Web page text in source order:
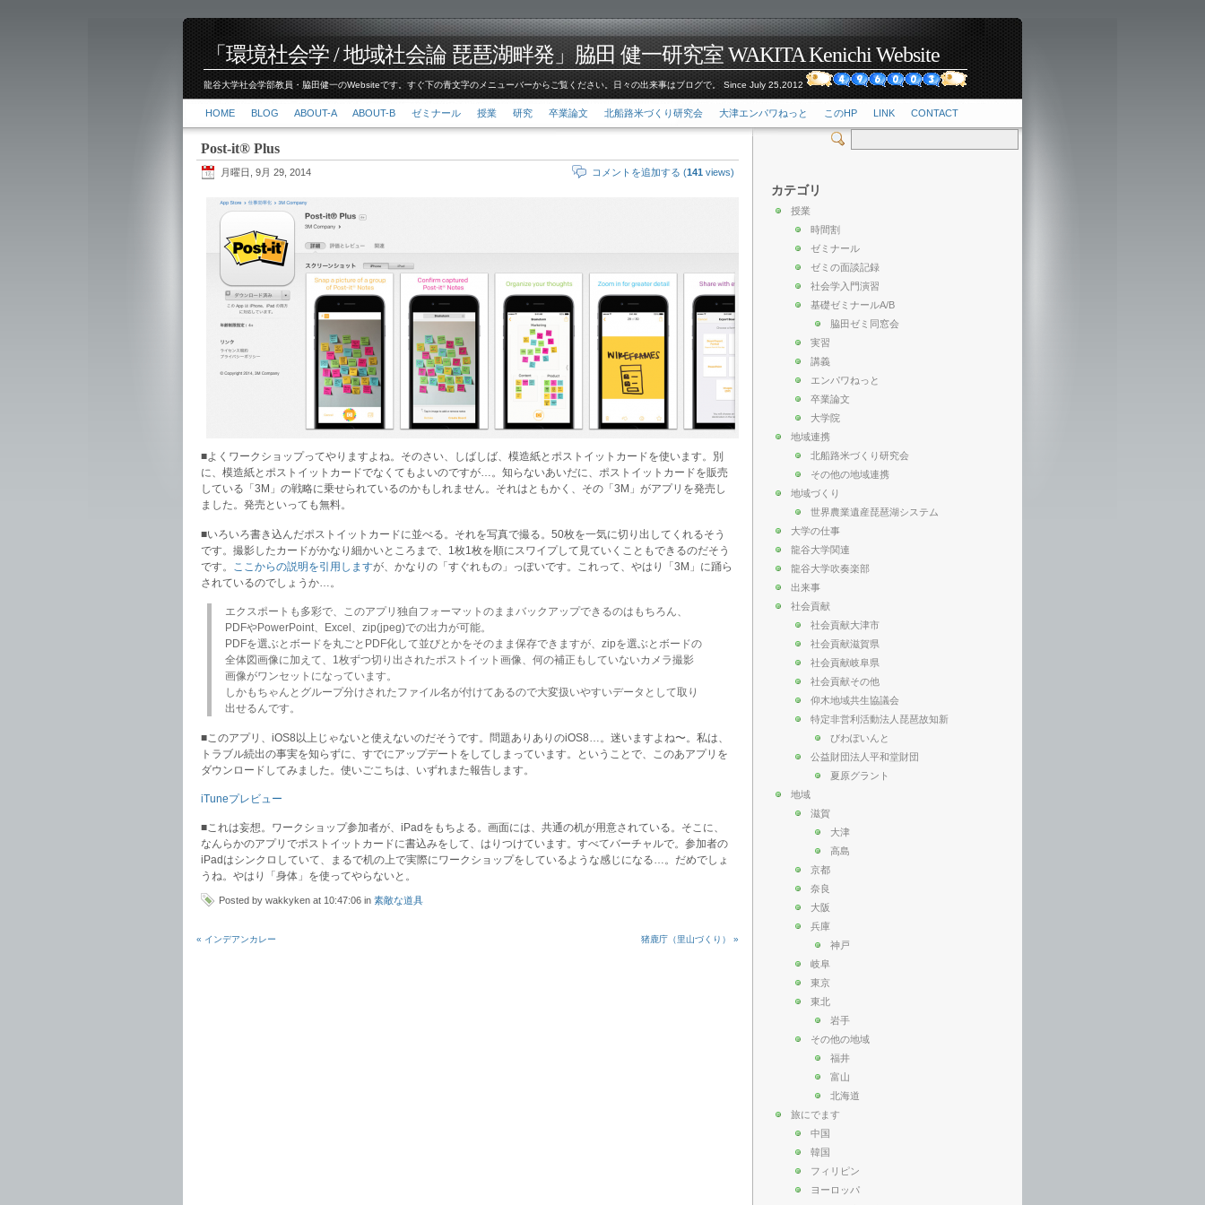
「環境社会学 / 地域社会論 琵琶湖畔発」脇田 健一研究室 WAKITA Kenichi Website
龍谷大学社会学部教員・脇田健一のWebsiteです。すぐ下の青文字のメニューバーからご覧ください。日々の出来事はブログで。 Since July 25,2012
HOME BLOG ABOUT-A ABOUT-B ゼミナール 授業 研究 卒業論文 北船路米づくり研究会 大津エンパワねっと このHP LINK CONTACT
Post-it® Plus
月曜日, 9月 29, 2014 コメントを追加する (141 views)
■よくワークショップってやりますよね。そのさい、しばしば、模造紙とポストイットカードを使います。別
に、模造紙とポストイットカードでなくてもよいのですが…。知らないあいだに、ポストイットカードを販売
している「3M」の戦略に乗せられているのかもしれません。それはともかく、その「3M」がアプリを発売し
ました。発売といっても無料。
■いろいろ書き込んだポストイットカードに並べる。それを写真で撮る。50枚を一気に切り出してくれるそう
です。撮影したカードがかなり細かいところまで、1枚1枚を順にスワイプして見ていくこともできるのだそう
です。
ここからの説明を引用しますが、かなりの「すぐれもの」っぽいです。これって、やはり「3M」に踊ら
されているのでしょうか…。
エクスポートも多彩で、このアプリ独自フォーマットのままバックアップできるのはもちろん、
PDFやPowerPoint、Excel、zip(jpeg)での出力が可能。
PDFを選ぶとボードを丸ごとPDF化して並びとかをそのまま保存できますが、zipを選ぶとボードの
全体図画像に加えて、1枚ずつ切り出されたポストイット画像、何の補正もしていないカメラ撮影
画像がワンセットになっています。
しかもちゃんとグループ分けされたファイル名が付けてあるので大変扱いやすいデータとして取り
出せるんです。
■このアプリ、iOS8以上じゃないと使えないのだそうです。問題ありありのiOS8…。迷いますよね〜。私は、
トラブル続出の事実を知らずに、すでにアップデートをしてしまっています。ということで、このあアプリを
ダウンロードしてみました。使いごこちは、いずれまた報告します。
iTuneプレビュー
■これは妄想。ワークショップ参加者が、iPadをもちよる。画面には、共通の机が用意されている。そこに、
なんらかのアプリでポストイットカードに書込みをして、はりつけています。すべてバーチャルで。参加者の
iPadはシンクロしていて、まるで机の上で実際にワークショップをしているような感じになる…。だめでしょ
うね。やはり「身体」を使ってやらないと。
Posted by wakkyken at 10:47:06 in 素敵な道具
猪鹿庁（里山づくり） »
« インデアンカレー
カテゴリ
授業
時間割
ゼミナール
ゼミの面談記録
社会学入門演習
基礎ゼミナールA/B
脇田ゼミ同窓会
実習
講義
エンパワねっと
卒業論文
大学院
地域連携
北船路米づくり研究会
その他の地域連携
地域づくり
世界農業遺産琵琶湖システム
大学の仕事
龍谷大学関連
龍谷大学吹奏楽部
出来事
社会貢献
社会貢献大津市
社会貢献滋賀県
社会貢献岐阜県
社会貢献その他
仰木地域共生協議会
特定非営利活動法人琵琶故知新
びわぽいんと
公益財団法人平和堂財団
夏原グラント
地域
滋賀
大津
高島
京都
奈良
大阪
兵庫
神戸
岐阜
東京
東北
岩手
その他の地域
福井
富山
北海道
旅にでます
中国
韓国
フィリピン
ヨーロッパ